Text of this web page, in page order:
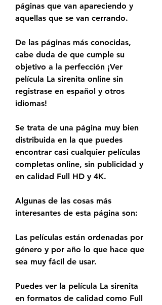
páginas que van apareciendo y
aquellas que se van cerrando.
De las páginas más conocidas,
cabe duda de que cumple su
objetivo a la perfección ¡Ver
película La sirenita online sin
registrase en español y otros
idiomas!
Se trata de una página muy bien
distribuida en la que puedes
encontrar casi cualquier películas
completas online, sin publicidad y
en calidad Full HD y 4K.
Algunas de las cosas más
interesantes de esta página son:
Las películas están ordenadas por
género y por año lo que hace que
sea muy fácil de usar.
Puedes ver la película La sirenita
en formatos de calidad como Full